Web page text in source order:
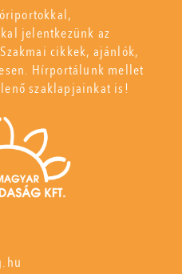
jelentkezünk az
cikkek, ajánlók,
Hírportálunk mellet
szaklapjainkat is!